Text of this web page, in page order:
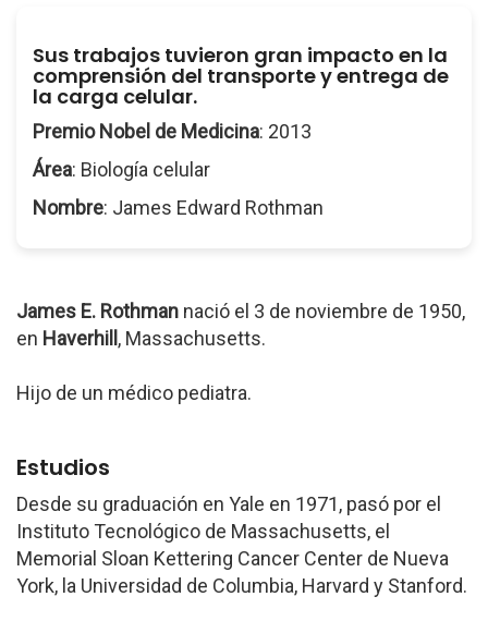
Sus trabajos tuvieron gran impacto en la
comprensión del transporte y entrega de
la carga celular.
Premio Nobel de Medicina: 2013
Área: Biología celular
Nombre: James Edward Rothman
James E. Rothman nació el 3 de noviembre de 1950,
en Haverhill , Massachusetts.
Hijo de un médico pediatra.
Estudios
Desde su graduación en Yale en 1971, pasó por el
Instituto Tecnológico de Massachusetts, el
Memorial Sloan Kettering Cancer Center de Nueva
York, la Universidad de Columbia, Harvard y Stanford.